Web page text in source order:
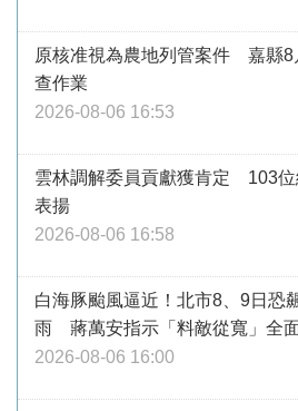
原核准視為農地列管案件 嘉縣8
查作業
2026-08-06 16:53
雲林調解委員貢獻獲肯定 103位
表揚
2026-08-06 16:58
白海豚颱風逼近！北市8、9日恐
雨 蔣萬安指示「料敵從寬」全
2026-08-06 16:00